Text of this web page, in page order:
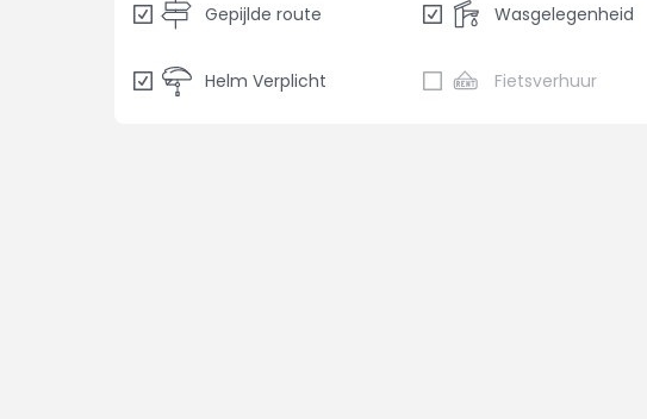
Gepijlde route Wasgelegenheid
Helm Verplicht Fietsverhuur